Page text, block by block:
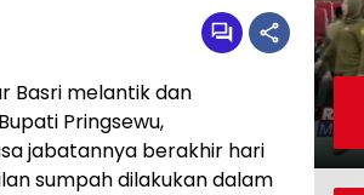
Basri melantik dan
Pringsewu,
jabatannya berakhir hari
sumpah dilakukan dalam